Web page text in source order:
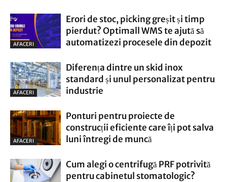
AFACERI
Erori de stoc, picking greșit și timp
pierdut? Optimall WMS te ajută să
automatizezi procesele din depozit
AFACERI
Diferența dintre un skid inox
standard și unul personalizat pentru
industrie
AFACERI
Ponturi pentru proiecte de
construcții eficiente care îți pot salva
luni întregi de muncă
Cum alegi o centrifugă PRF potrivită
pentru cabinetul stomatologic?